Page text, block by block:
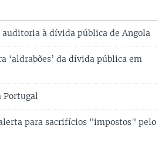
auditoria à dívida pública de Angola
‘aldrabões’ da dívida pública em
Portugal
para sacrifícios "impostos" pelo